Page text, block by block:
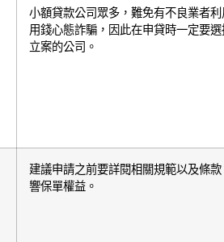
小額貸款公司眾多，難免有不良業者
用錢心態詐騙，因此在申貸時一定要
立案的公司。
建議申請之前要詳閱相關規範以及條
響保單權益。